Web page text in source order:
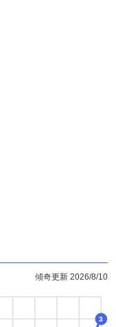
傾奇更新 2026/8/10
3